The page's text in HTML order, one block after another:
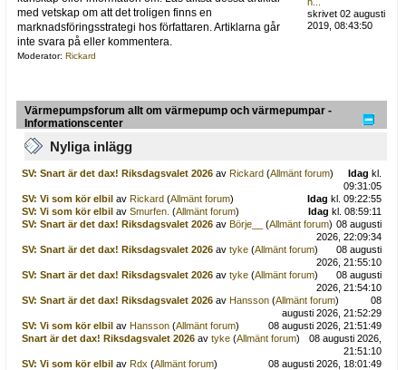
med vetskap om att det troligen finns en
marknadsföringsstrategi hos författaren. Artiklarna går
inte svara på eller kommentera.
Moderator: Rickard
skrivet 02 augusti
2019, 08:43:50
Värmepumpsforum allt om värmepump och värmepumpar -
Informationscenter
Nyliga inlägg
SV: Snart är det dax! Riksdagsvalet 2026av Rickard(Allmänt forum) Idag kl.
09:31:05
SV: Vi som kör elbilav Rickard(Allmänt forum) Idag kl. 09:22:55
SV: Vi som kör elbilav Smurfen. (Allmänt forum) Idag kl. 08:59:11
SV: Snart är det dax! Riksdagsvalet 2026av Börje__ (Allmänt forum) 08 augusti
2026, 22:09:34
SV: Snart är det dax! Riksdagsvalet 2026av tyke(Allmänt forum)
08 augusti
2026, 21:55:10
SV: Snart är det dax! Riksdagsvalet 2026av tyke(Allmänt forum)
08 augusti
2026, 21:54:10
SV: Snart är det dax! Riksdagsvalet 2026av Hansson(Allmänt forum)
08
augusti 2026, 21:52:29
SV: Vi som kör elbilav Hansson(Allmänt forum)
08 augusti 2026, 21:51:49
Snart är det dax! Riksdagsvalet 2026av tyke(Allmänt forum)
08 augusti 2026,
21:51:10
SV: Vi som kör elbilav Rdx (Allmänt forum) 08 augusti 2026, 18:01:49